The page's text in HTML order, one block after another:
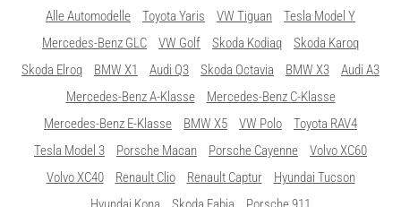
Alle Automodelle Toyota Yaris VW Tiguan
Tesla Model Y
Mercedes-Benz GLC
VW Golf Skoda Kodiaq
Skoda Karoq
Skoda Elroq
BMW X1 Audi Q3 Skoda Octavia BMW X3
Audi A3
Mercedes-Benz A-Klasse
Mercedes-Benz C-Klasse
Mercedes-Benz E-Klasse
BMW X5 VW Polo
Toyota RAV4
Tesla Model 3
Porsche Macan Porsche Cayenne
Volvo XC60
Volvo XC40
Renault Clio Renault Captur
Hyundai Tucson